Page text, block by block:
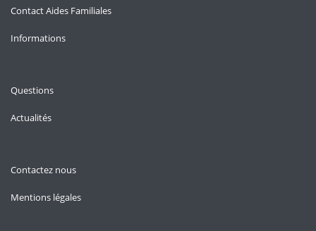
Contact Aides Familiales
Informations
Questions
Actualités
Contactez nous
Mentions légales